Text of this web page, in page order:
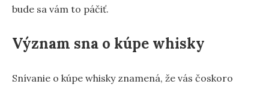
bude sa vám to páčiť.
Význam sna o kúpe whisky
Snívanie o kúpe whisky znamená, že vás čoskoro